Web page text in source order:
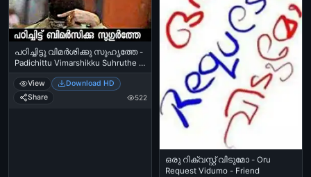
പഠിച്ചിട്ടു വിമര്‍ശിക്കു സുഹൃത്തേ -
Padichittu Vimarshikku Suhruthe -
Suhurthe - Beard Guy Warning
View
Download HD
Share
522
ഒരു റിക്വസ്റ്റ് വിടുമോ - Oru
Request Vidumo - Friend